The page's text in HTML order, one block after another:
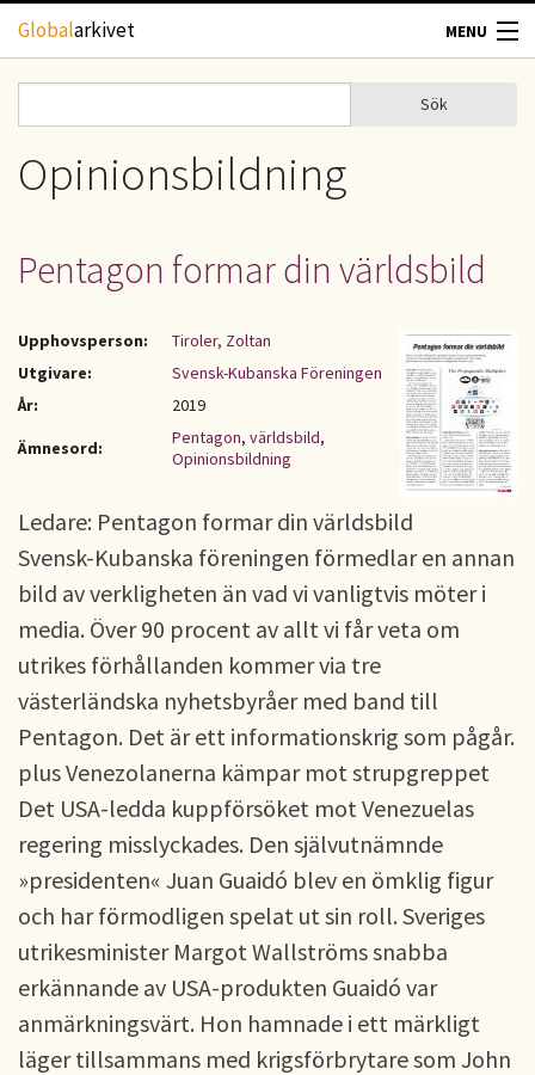
Hoppa till huvudinnehåll
Globalarkivet MENU
TIDSKRIFTER
UPPHOVSRÄTT
OM OSS
KONTAKT
Sökformulär
Sök
Opinionsbildning
Pentagon formar din världsbild
Upphovsperson:
Tiroler, Zoltan
Utgivare:
Svensk-Kubanska Föreningen
År:
2019
Ämnesord:
Pentagon, världsbild,
Opinionsbildning
Ledare: Pentagon formar din världsbild
Svensk-Kubanska föreningen förmedlar en annan
bild av verkligheten än vad vi vanligtvis möter i
media. Över 90 procent av allt vi får veta om
utrikes förhållanden kommer via tre
västerländska nyhetsbyråer med band till
Pentagon. Det är ett informationskrig som pågår.
plus Venezolanerna kämpar mot strupgreppet
Det USA-ledda kuppförsöket mot Venezuelas
regering misslyckades. Den självutnämnde
»presidenten« Juan Guaidó blev en ömklig figur
och har förmodligen spelat ut sin roll. Sveriges
utrikesminister Margot Wallströms snabba
erkännande av USA-produkten Guaidó var
anmärkningsvärt. Hon hamnade i ett märkligt
läger tillsammans med krigsförbrytare som John